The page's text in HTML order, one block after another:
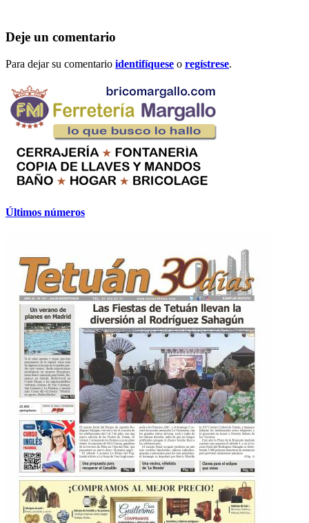
Deje un comentario
Para dejar su comentario identifíquese o regístrese.
Últimos números